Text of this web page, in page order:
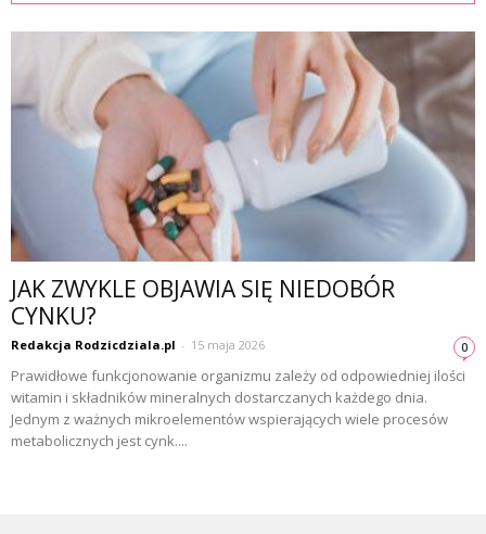
JAK ZWYKLE OBJAWIA SIĘ NIEDOBÓR
CYNKU?
Redakcja Rodzicdziala.pl - 15 maja 2026 0
Prawidłowe funkcjonowanie organizmu zależy od odpowiedniej ilości
witamin i składników mineralnych dostarczanych każdego dnia.
Jednym z ważnych mikroelementów wspierających wiele procesów
metabolicznych jest cynk....